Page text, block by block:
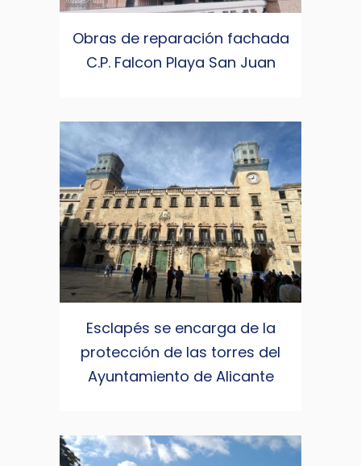
Obras de reparación fachada
C.P. Falcon Playa San Juan
Esclapés se encarga de la
protección de las torres del
Ayuntamiento de Alicante